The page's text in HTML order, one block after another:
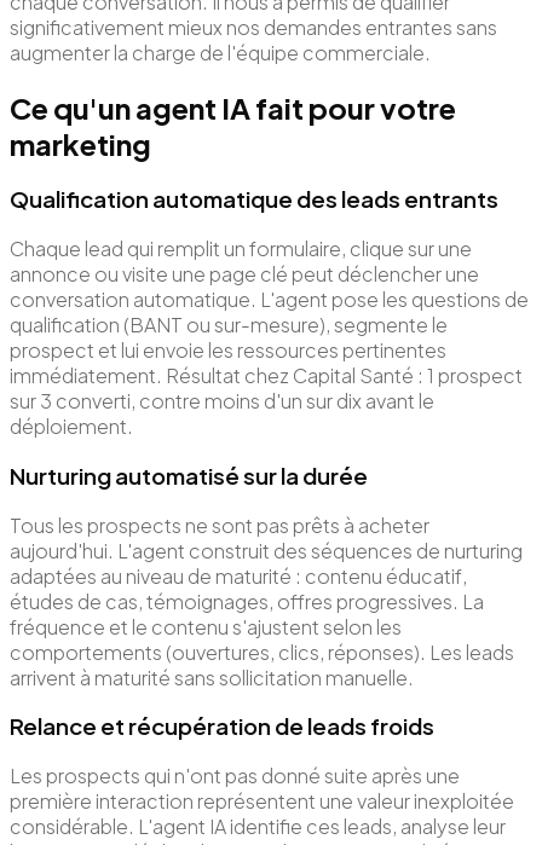
significativement mieux nos demandes entrantes sans
augmenter la charge de l'équipe commerciale.
Ce qu'un agent IA fait pour votre
marketing
Qualification automatique des leads entrants
Chaque lead qui remplit un formulaire, clique sur une
annonce ou visite une page clé peut déclencher une
conversation automatique. L'agent pose les questions de
qualification (BANT ou sur-mesure), segmente le
prospect et lui envoie les ressources pertinentes
immédiatement. Résultat chez Capital Santé : 1 prospect
sur 3 converti, contre moins d'un sur dix avant le
déploiement.
Nurturing automatisé sur la durée
Tous les prospects ne sont pas prêts à acheter
aujourd'hui. L'agent construit des séquences de nurturing
adaptées au niveau de maturité : contenu éducatif,
études de cas, témoignages, offres progressives. La
fréquence et le contenu s'ajustent selon les
comportements (ouvertures, clics, réponses). Les leads
arrivent à maturité sans sollicitation manuelle.
Relance et récupération de leads froids
Les prospects qui n'ont pas donné suite après une
première interaction représentent une valeur inexploitée
considérable. L'agent IA identifie ces leads, analyse leur